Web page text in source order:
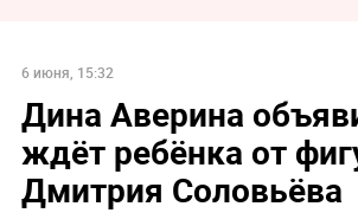
6 июня, 15:32
Дина Аверина
ждёт ребёнка от
Дмитрия Соловьёва